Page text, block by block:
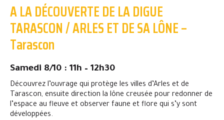
A LA DÉCOUVERTE DE LA DIGUE
TARASCON / ARLES ET DE SA LÔNE –
Tarascon
Samedi 8/10 : 11h – 12h30
Découvrez l’ouvrage qui protège les villes d’Arles et de
Tarascon, ensuite direction la lône creusée pour redonner de
l’espace au fleuve et observer faune et flore qui s’y sont
développées.